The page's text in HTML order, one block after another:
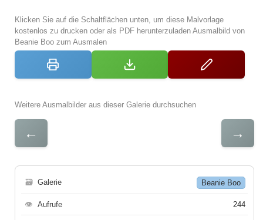
Klicken Sie auf die Schaltflächen unten, um diese Malvorlage
kostenlos zu drucken oder als PDF herunterzuladen Ausmalbild von
Beanie Boo zum Ausmalen
Weitere Ausmalbilder aus dieser Galerie durchsuchen
← →
🗃 Galerie Beanie Boo
👁 Aufrufe 244